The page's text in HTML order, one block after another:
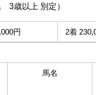
3歳以上 別定）
円 2着
馬名